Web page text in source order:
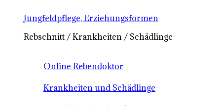
Jungfeldpflege, Erziehungsformen
Rebschnitt / Krankheiten / Schädlinge
Online Rebendoktor
Krankheiten und Schädlinge